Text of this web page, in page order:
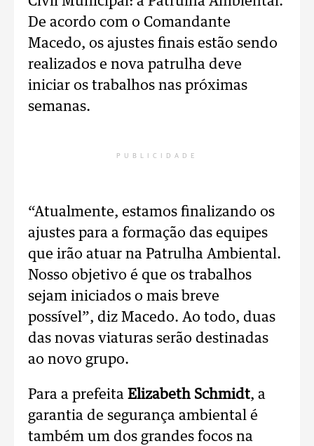
De acordo com o Comandante
Macedo, os ajustes finais estão sendo
realizados e nova patrulha deve
iniciar os trabalhos nas próximas
semanas.
PUBLICIDADE
“Atualmente, estamos finalizando os
ajustes para a formação das equipes
que irão atuar na Patrulha Ambiental.
Nosso objetivo é que os trabalhos
sejam iniciados o mais breve
possível”, diz Macedo. Ao todo, duas
das novas viaturas serão destinadas
ao novo grupo.
Para a prefeita Elizabeth Schmidt, a
garantia de segurança ambiental é
também um dos grandes focos na